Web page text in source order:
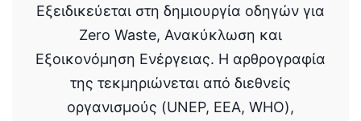
Εξειδικεύεται στη δημιουργία οδηγών για
Zero Waste, Ανακύκλωση και
Εξοικονόμηση Ενέργειας. Η αρθρογραφία
της τεκμηριώνεται από διεθνείς
οργανισμούς (UNEP, EEA, WHO),